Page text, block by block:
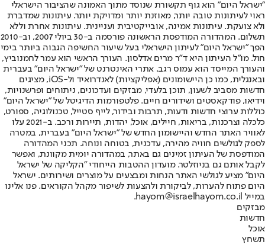
"ישראל היום" הוא גוף תקשורת שנוסד מתוך האמונה שהציבור הישראלי
ראוי לעיתונות טובה יותר, מאוזנת יותר ומדויקת יותר. עיתונות שמדברת
ולא צועקת. עיתונות אמינה, אובייקטיבית ועניינית. עיתונות אחרת וללא
תשלום. המהדורה המודפסת הראשונה פורסמה ב-30 ביולי 2007, וב-2010
הפך "ישראל היום" לעיתון הישראלי בעל שיעור החשיפה הגבוה ביותר בימי
חול. מו"ל העיתון היא ד"ר מרים אדלסון. העורך הראשי הוא עמר לחמנוביץ,
והעורך המייסד הוא עמוס רגב. אתרי האינטרנט של "ישראל היום" בעברית
ובאנגלית, כמו כן היישומונים (אפליקציות) לאנדרואיד ול-iOS, מציגים
חדשות מסביב לשעון, תוכן בלעדי, מבזקים ועדכונים, ניתוחים ופרשנויות,
וידיאו, פודקאסטים ושידורים חיים. פלטפורמות הדיגיטל של "ישראל היום"
כוללות ערוצי חדשות ודעות, תרבות ובידור, לייף סטייל, טכנולוגיה, ספורט,
כלכלה וצרכנות, בריאות, חיילים, אוכל, יהדות, תיירות ורכב. ב-2021 עלו
לאוויר האתר החדש והיישומון החדש של "ישראל היום" בעברית, במטרה
לספק לגולשים חוויה מהירה, עדכנית, בטוחה ונוחה. תכני המהדורה
המודפסת של העיתון זמינים גם באתר, במהדורה יומית מקוונת, ואפשר
לקבל אותם גם בניוזלטר. מועדון ההטבות הייחודי "הקליקה של ישראל
היום" מציע לגולשי האתר הנחות ומבצעים על מוצרים ושירותים. ישראל
היום פתוח להערות, לביקורת ולהצעות לשיפור מקהל הקוראים. פנו אלינו
במייל hayom@israelhayom.co.il.
מבזקים
חדשות
אוכל
תשחץ